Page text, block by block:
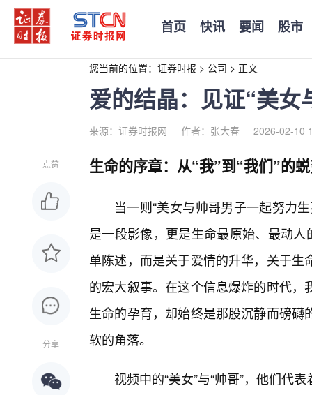
首页 快讯 要闻 股市
您当前的位置： 证券时报 > 公司 > 正文
爱的结晶：见证“美女
来源：证券时报网 作者：张大春 2026-02-10
点赞
分享
生命的序章：从“我”到“我们”的
当一则“美女与帅哥男子一起努力
是一段影像，更是生命最原始、最动
单陈述，而是关于爱情的升华，关于
的宏大叙事。在这个信息爆炸的时代
生命的孕育，却始终是那股沉静而磅
软的角落。
视频中的“美女”与“帅哥”，他们代